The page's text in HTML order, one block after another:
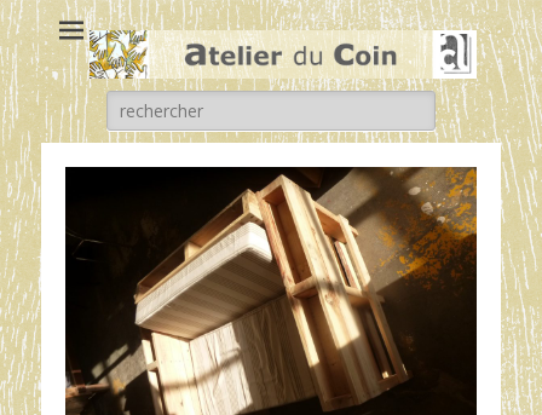
Atelier du coin
un atelier chantier d'insertion de l'association Arc en ciel
Rechercher :